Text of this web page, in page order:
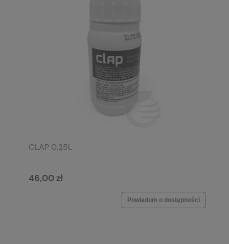
CLAP 0,25L
46,00 zł
Powiadom o dostępności